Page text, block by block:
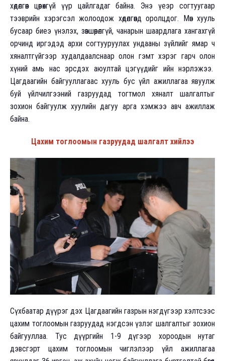
хөдөлгөөн цөөрөхгүй үүр цайлгадаг байна. Энэ үеэр согтуугаар
тээврийн хэрэгсэл жолоодож хөдөлгөөнд оролцдог. Мөн хууль
бусаар биеэ үнэлэх, зөвшөөрөлгүй, чанарын шаардлага хангахгүй
орчинд иргэдэд архи согтууруулах ундааны зүйлийг ямар ч
хяналтгүйгээр худалдаалснаар олон гэмт хэрэг гарч олон
хүний амь нас эрсдэх аюултай цэгүүдийг ийн нэрлэжээ.
Цагдаагийн байгууллагаас хууль бус үйл ажиллагаа явуулж
буй үйлчилгээний газруудад тогтмол хяналт шалгалтыг
зохион байгуулж хуулийн дагуу арга хэмжээ авч ажиллаж
байна.
Цахим тоглоомын газруудад шалгалт хийлээ
Сүхбаатар дүүрэг дэх Цагдаагийн газрын нэгдүгээр хэлтсээс
цахим тоглоомын газруудад нэгдсэн үзлэг шалгалтыг зохион
байгууллаа. Тус дүүргийн 1-9 дүгээр хороодын нутаг
дэвсгэрт цахим тоглоомын чиглэлээр үйл ажиллагаа